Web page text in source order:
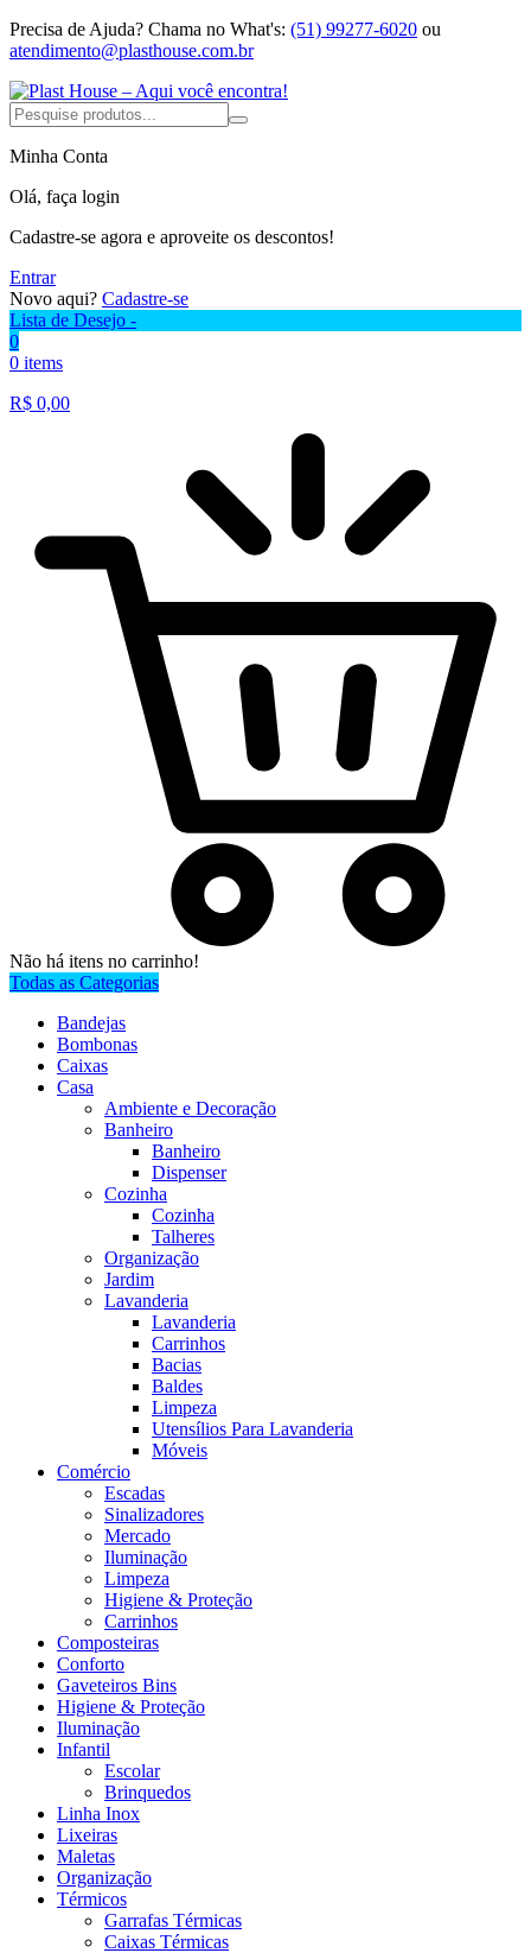
Precisa de Ajuda? Chama no What's: (51) 99277-6020 ou
atendimento@plasthouse.com.br
Minha Conta
Olá, faça login
Cadastre-se agora e aproveite os descontos!
Entrar
Novo aqui? Cadastre-se
Lista de Desejo -
0
0 items
R$ 0,00
Não há itens no carrinho!
Todas as Categorias
Bandejas
Bombonas
Caixas
Casa
Ambiente e Decoração
Banheiro
Banheiro
Dispenser
Cozinha
Cozinha
Talheres
Organização
Jardim
Lavanderia
Lavanderia
Carrinhos
Bacias
Baldes
Limpeza
Utensílios Para Lavanderia
Móveis
Comércio
Escadas
Sinalizadores
Mercado
Iluminação
Limpeza
Higiene & Proteção
Carrinhos
Composteiras
Conforto
Gaveteiros Bins
Higiene & Proteção
Iluminação
Infantil
Escolar
Brinquedos
Linha Inox
Lixeiras
Maletas
Organização
Térmicos
Garrafas Térmicas
Caixas Térmicas